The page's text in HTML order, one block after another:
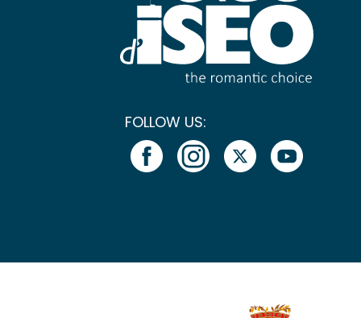
FOLLOW US: